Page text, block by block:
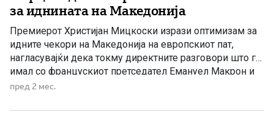
за иднината на Македонија
Премиерот Христијан Мицкоски изрази оптимизам за
идните чекори на Македонија на европскиот пат,
нагласувајќи дека токму директните разговори што ги
имал со францускиот претседател Емануел Макрон и
германскиот канцелар Фридрих Мерц му даваат јасна
период. По завршувањето на Самитот ЕУ – Западен
пред 2 мес.